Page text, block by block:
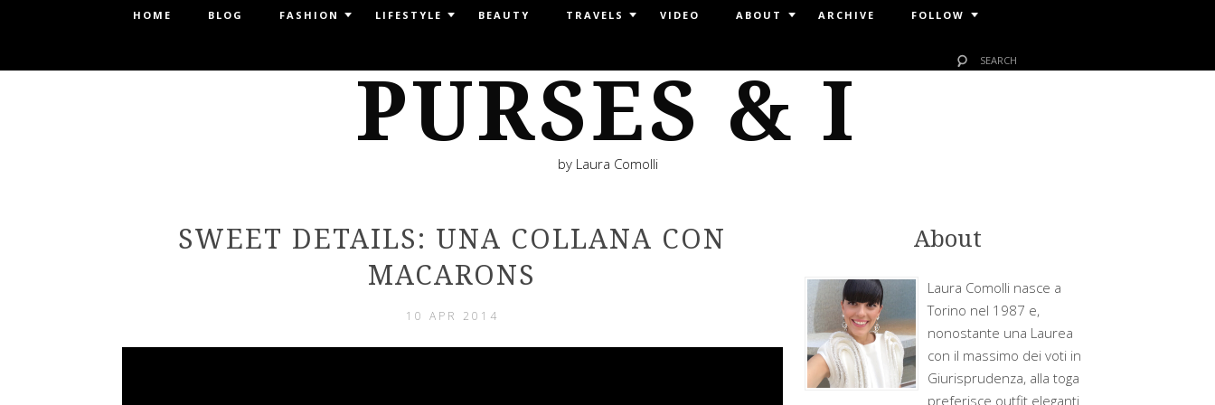
HOME BLOG FASHION LIFESTYLE BEAUTY TRAVELS VIDEO ABOUT ARCHIVE FOLLOW
PURSES & I
by Laura Comolli
SWEET DETAILS: UNA COLLANA CON
MACARONS
10 APR 2014
About
Laura Comolli nasce a
Torino nel 1987 e,
nonostante una Laurea
con il massimo dei voti in
Giurisprudenza, alla toga
preferisce outfit eleganti